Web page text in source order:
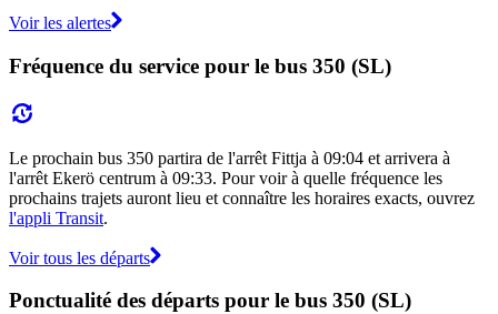
Voir les alertes
Fréquence du service pour le bus 350 (SL)
Le prochain bus 350 partira de l'arrêt Fittja à 09:04 et arrivera à
l'arrêt Ekerö centrum à 09:33. Pour voir à quelle fréquence les
prochains trajets auront lieu et connaître les horaires exacts, ouvrez
l'appli Transit.
Voir tous les départs
Ponctualité des départs pour le bus 350 (SL)